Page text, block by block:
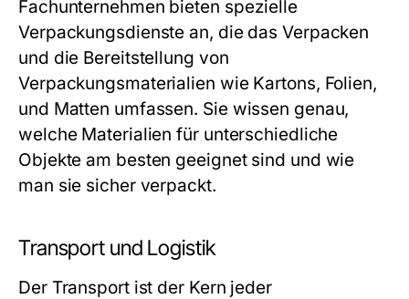
Fachunternehmen bieten spezielle
Verpackungsdienste an, die das Verpacken
und die Bereitstellung von
Verpackungsmaterialien wie Kartons, Folien,
und Matten umfassen. Sie wissen genau,
welche Materialien für unterschiedliche
Objekte am besten geeignet sind und wie
man sie sicher verpackt.
Transport und Logistik
Der Transport ist der Kern jeder